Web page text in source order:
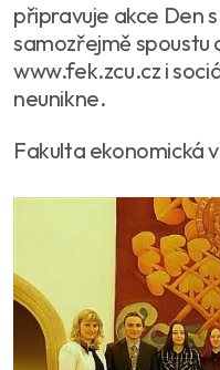
připravuje akce Den
samozřejmě spoustu
www.fek.zcu.cz i
neunikne.
Fakulta ekonomická